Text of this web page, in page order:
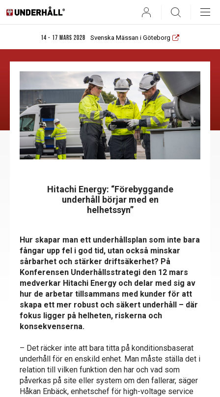
14 - 17 mars 2028 Svenska Mässan i Göteborg
User Search
Hitachi Energy: “Förebyggande
underhåll börjar med en
helhetssyn”
Hur skapar man ett underhållsplan som inte bara
fångar upp fel i god tid, utan också minskar
sårbarhet och stärker driftsäkerhet? På
Konferensen Underhållsstrategi den 12 mars
medverkar Hitachi Energy och delar med sig av
hur de arbetar tillsammans med kunder för att
skapa ett mer robust och säkert underhåll – där
fokus ligger på helheten, riskerna och
konsekvenserna.
– Det räcker inte att bara titta på konditionsbaserat
underhåll för en enskild enhet. Man måste ställa det i
relation till vilken funktion den har och vad som
påverkas på site eller system om den fallerar, säger
Håkan Enbäck, enhetschef för high-voltage service